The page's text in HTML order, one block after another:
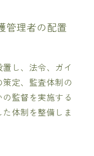
理者の配置
置し、法令、ガイ
策定、監査体制の
監督を実施する
体制を整備しま